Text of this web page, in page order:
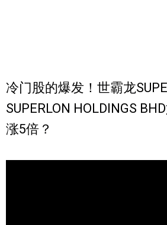
冷门股的爆发！世霸龙
SUPERLON HOLDINGS
涨5倍？